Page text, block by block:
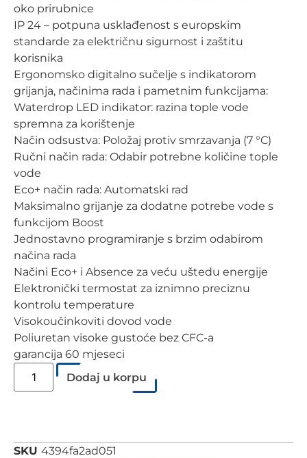
oko prirubnice
IP 24 – potpuna usklađenost s europskim
standarde za električnu sigurnost i zaštitu
korisnika
Ergonomsko digitalno sučelje s indikatorom
grijanja, načinima rada i pametnim funkcijama:
Waterdrop LED indikator: razina tople vode
spremna za korištenje
Način odsustva: Položaj protiv smrzavanja (7 °C)
Ručni način rada: Odabir potrebne količine tople
vode
Eco+ način rada: Automatski rad
Maksimalno grijanje za dodatne potrebe vode s
funkcijom Boost
Jednostavno programiranje s brzim odabirom
načina rada
Načini Eco+ i Absence za veću uštedu energije
Elektronički termostat za iznimno preciznu
kontrolu temperature
Visokoučinkoviti dovod vode
Poliuretan visoke gustoće bez CFC-a
garancija 60 mjeseci
Dodaj u korpu
SKU 4394fa2ad051